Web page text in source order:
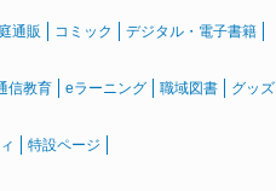
通販 コミック デジタル・電子書籍
信教育 eラーニング 職域図書 グッズ
特設ページ